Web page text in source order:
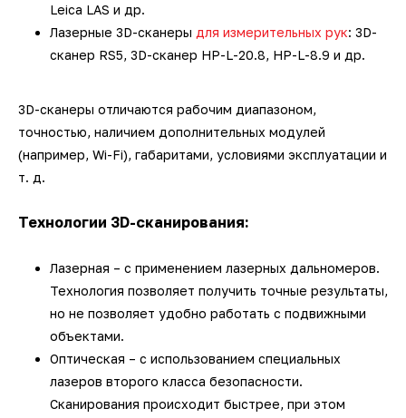
Leica LAS и др.
Лазерные 3D-сканеры для измерительных рук: 3D-
сканер RS5, 3D-сканер HP-L-20.8, HP-L-8.9 и др.
3D-сканеры отличаются рабочим диапазоном,
точностью, наличием дополнительных модулей
(например, Wi-Fi), габаритами, условиями эксплуатации и
т. д.
Технологии 3D-сканирования:
Лазерная – с применением лазерных дальномеров.
Технология позволяет получить точные результаты,
но не позволяет удобно работать с подвижными
объектами.
Оптическая – с использованием специальных
лазеров второго класса безопасности.
Сканирования происходит быстрее, при этом